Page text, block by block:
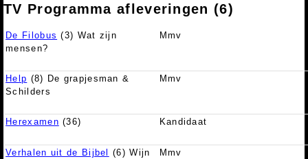
TV Programma afleveringen (6)
De Filobus (3) Wat zijn
mensen?
Mmv
Help (8) De grapjesman &
Schilders
Mmv
Herexamen (36) Kandidaat
Verhalen uit de Bijbel (6) Wijn
Mmv